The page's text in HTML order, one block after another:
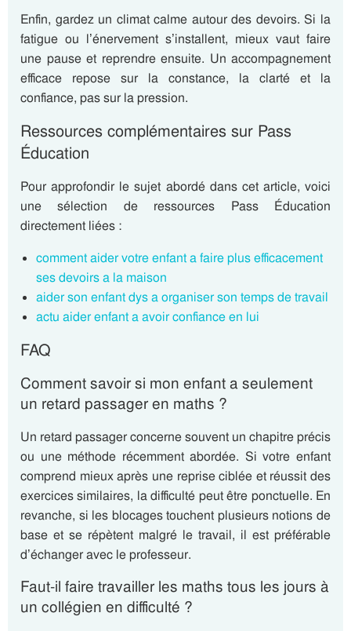
Enfin, gardez un climat calme autour des devoirs. Si la
fatigue ou l’énervement s’installent, mieux vaut faire
une pause et reprendre ensuite. Un accompagnement
efficace repose sur la constance, la clarté et la
confiance, pas sur la pression.
Ressources complémentaires sur Pass
Éducation
Pour approfondir le sujet abordé dans cet article, voici
une sélection de ressources Pass Éducation
directement liées :
comment aider votre enfant a faire plus efficacement
ses devoirs a la maison
aider son enfant dys a organiser son temps de travail
actu aider enfant a avoir confiance en lui
FAQ
Comment savoir si mon enfant a seulement
un retard passager en maths ?
Un retard passager concerne souvent un chapitre précis
ou une méthode récemment abordée. Si votre enfant
comprend mieux après une reprise ciblée et réussit des
exercices similaires, la difficulté peut être ponctuelle. En
revanche, si les blocages touchent plusieurs notions de
base et se répètent malgré le travail, il est préférable
d’échanger avec le professeur.
Faut-il faire travailler les maths tous les jours à
un collégien en difficulté ?